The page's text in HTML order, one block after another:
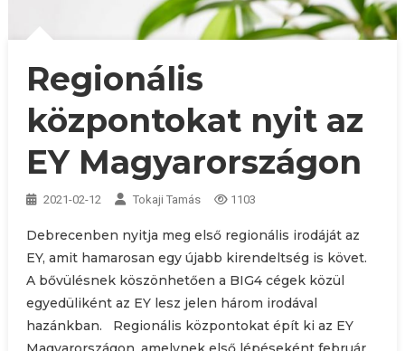
Regionális
központokat nyit az
EY Magyarországon
2021-02-12 Tokaji Tamás 1103
Debrecenben nyitja meg első regionális irodáját az
EY, amit hamarosan egy újabb kirendeltség is követ.
A bővülésnek köszönhetően a BIG4 cégek közül
egyedüliként az EY lesz jelen három irodával
hazánkban. Regionális központokat épít ki az EY